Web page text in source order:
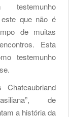
que não é
de muitas
Esta
testemunho
de
a história da